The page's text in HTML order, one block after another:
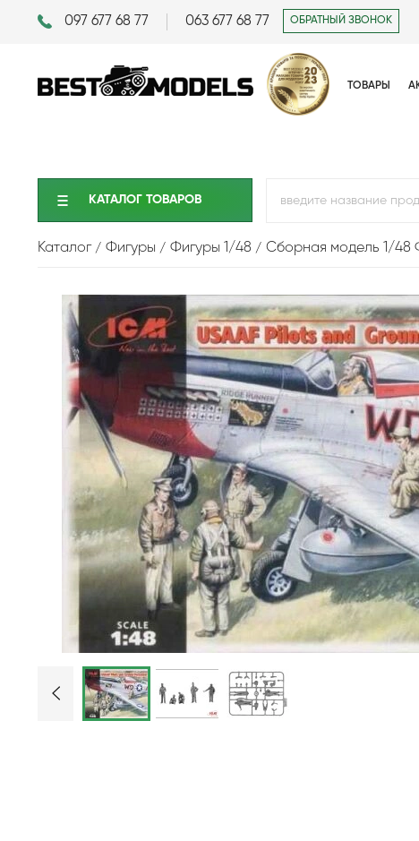
097 677 68 77 063 677 68 77 ОБРАТНЫЙ ЗВОНОК
ТОВАРЫ
КАТАЛОГ ТОВАРОВ
Каталог Фигуры Фигуры 1/48 Сборная модель 1/48